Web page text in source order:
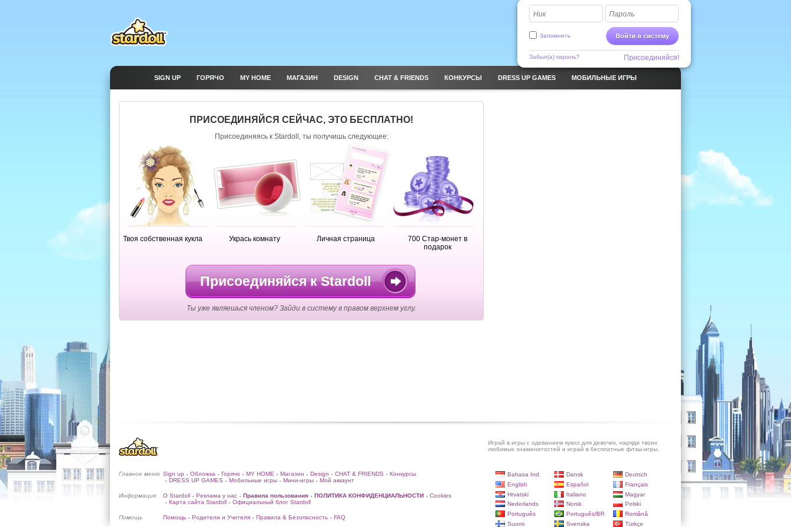
Ник Пароль
Войти в систему
Запомнить
Забыл(а) пароль? Присоединяйся!
SIGN UP ГОРЯЧО MY HOME МАГАЗИН DESIGN CHAT & FRIENDS КОНКУРСЫ DRESS UP GAMES МОБИЛЬНЫЕ ИГРЫ
ПРИСОЕДИНЯЙСЯ СЕЙЧАС, ЭТО БЕСПЛАТНО!
Присоединяясь к Stardoll, ты получишь следующее:
Твоя собственная кукла Укрась комнату Личная страница
700 Стар-монет в
подарок
Присоединяйся к Stardoll
Ты уже являешься членом? Зайди в систему в правом верхнем углу.
Играй в игры с одеванием кукол для девочек, наряди твоих
любимых знаменитостей и играй в бесплатные флэш-игры.
Главное меню Sign up • Обложка • Горячо • MY HOME • Магазин • Design • CHAT & FRIENDS • Конкурсы
• DRESS UP GAMES • Мобильные игры • Мини-игры • Мой аккаунт
Информация О Stardoll • Реклама у нас • Правила пользования • ПОЛИТИКА КОНФИДЕНЦИАЛЬНОСТИ • Cookies
• Карта сайта Stardoll • Официальный блог Stardoll
Помощь Помощь • Родители и Учителя • Правила & Безопасность • FAQ
Bahasa Ind. Dansk
Deutsch
English
Español
Français
Hrvatski
Italiano
Magyar
Nederlands
Norsk
Polski
Português
Português/BR
Română
Suomi
Svenska Türkçe